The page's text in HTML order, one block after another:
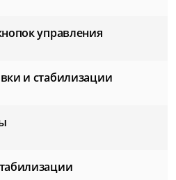
управления
и стабилизации